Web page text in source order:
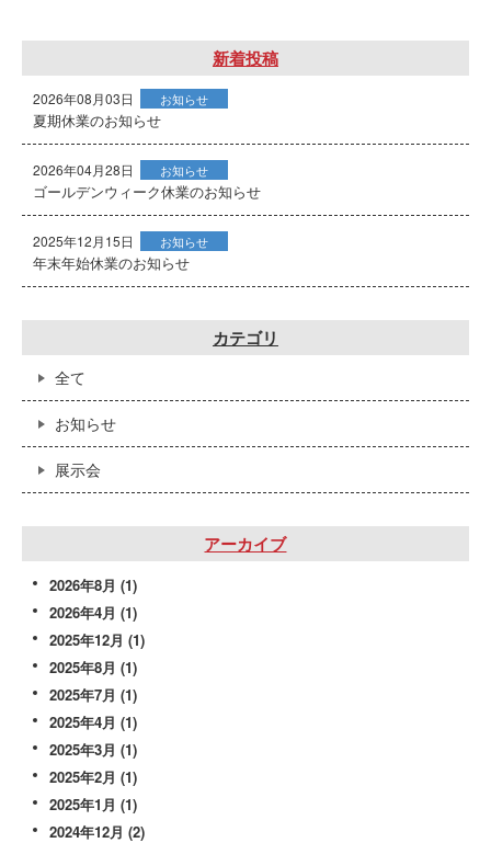
新着投稿
2026年08月03日 お知らせ
夏期休業のお知らせ
2026年04月28日 お知らせ
ゴールデンウィーク休業のお知らせ
2025年12月15日 お知らせ
年末年始休業のお知らせ
カテゴリ
全て
お知らせ
展示会
アーカイブ
2026年8月 (1)
2026年4月 (1)
2025年12月 (1)
2025年8月 (1)
2025年7月 (1)
2025年4月 (1)
2025年3月 (1)
2025年2月 (1)
2025年1月 (1)
2024年12月 (2)